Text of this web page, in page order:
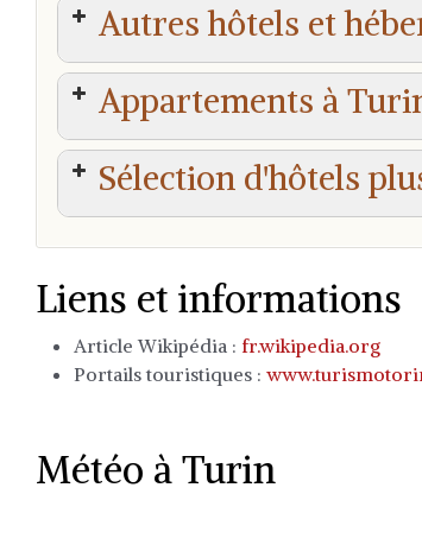
Autres hôtels et
Turin Palace Hotel
J Hotel
Starhotels Majestic
Appartements à
Residenza La Coccola
Q71 Timeless Suites
Sélection d'hôtels
Hotel Torino Porta Susa
Hotel Urbani
Liens et informations
Article Wikipédia : fr.wikipedia.org
Portails touristiques :
Météo à Turin